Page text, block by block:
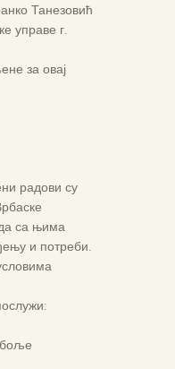
Танезовић
управе г.
за овај
радови су
са њима
и потреби.